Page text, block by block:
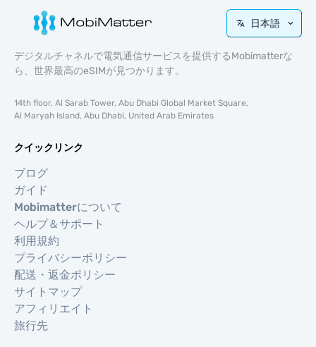
日本語
デジタルチャネルで電気通信サービスを提供するMobimatterな
ら、世界最高のeSIMが見つかります。
14th floor, Al Sarab Tower, Abu Dhabi Global Market Square,
Al Maryah Island, Abu Dhabi, United Arab Emirates
クイックリンク
ブログ
ガイド
Mobimatterについて
ヘルプ＆サポート
利用規約
プライバシーポリシー
配送・返金ポリシー
サイトマップ
アフィリエイト
旅行先